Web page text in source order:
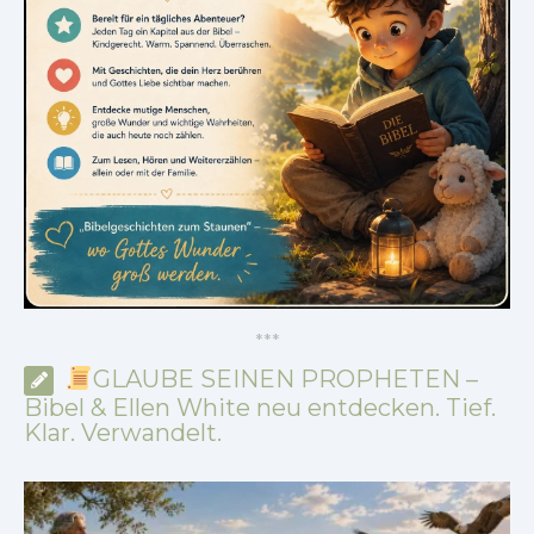
***
GLAUBE SEINEN PROPHETEN –
Bibel & Ellen White neu entdecken. Tief.
Klar. Verwandelt.